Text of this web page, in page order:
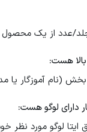
هست:
(نام آموزگار یا
دارای لوگو هست:
لوگو مورد نظر خود